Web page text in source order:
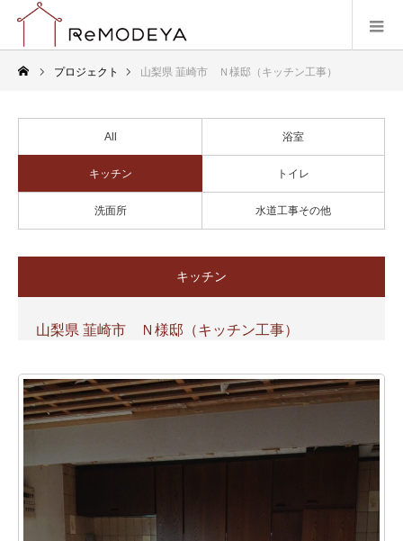
プロジェクト 山梨県 韮崎市 Ｎ様邸（キッチン工事）
All 浴室
キッチン トイレ
洗面所 水道工事その他
キッチン
山梨県 韮崎市 Ｎ様邸（キッチン工事）